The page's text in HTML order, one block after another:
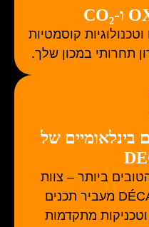
קוסמטיות
תחרותי במכון שלך.
בינלאומיים של
ביותר – צוות
ההדרכה הבכיר של DÉCAAR מעביר תכנים
מתקדמות